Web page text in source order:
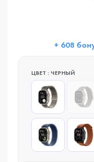
+ 608
ЦВЕТ : ЧЕРНЫЙ